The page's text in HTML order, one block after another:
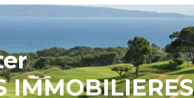
IMMOBILIERES